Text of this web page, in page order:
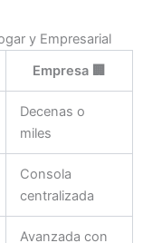
y Empresarial
Empresa 🏢
Decenas o
miles
Consola
centralizada
Avanzada con